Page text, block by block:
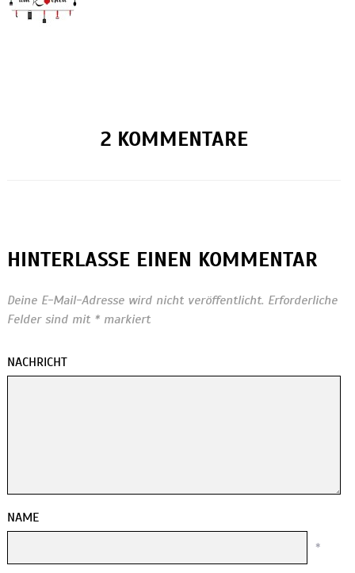
2 KOMMENTARE
HINTERLASSE EINEN KOMMENTAR
Deine E-Mail-Adresse wird nicht veröffentlicht. Erforderliche
Felder sind mit *markiert
NACHRICHT
NAME
*